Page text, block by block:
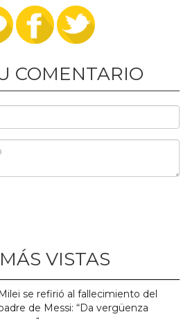
COMENTARIO
VISTAS
Milei se refirió al fallecimiento del
de Messi: “Da vergüenza